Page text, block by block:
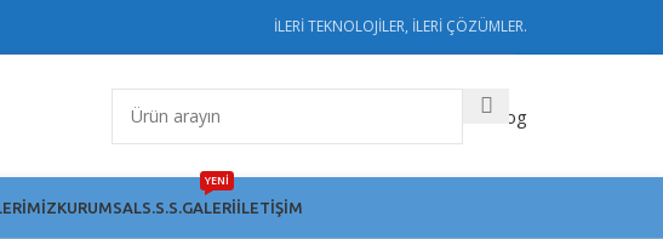
İLERİ TEKNOLOJİLER, İLERİ ÇÖZÜMLER.
Katalog
KURUMSAL S.S.S. GALERI
YENİ
İLETIŞIM